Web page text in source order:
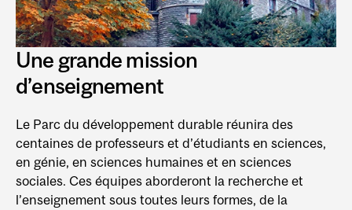
Une grande mission
d’enseignement
Le Parc du développement durable réunira des
centaines de professeurs et d’étudiants en sciences,
en génie, en sciences humaines et en sciences
sociales. Ces équipes aborderont la recherche et
l’enseignement sous toutes leurs formes, de la